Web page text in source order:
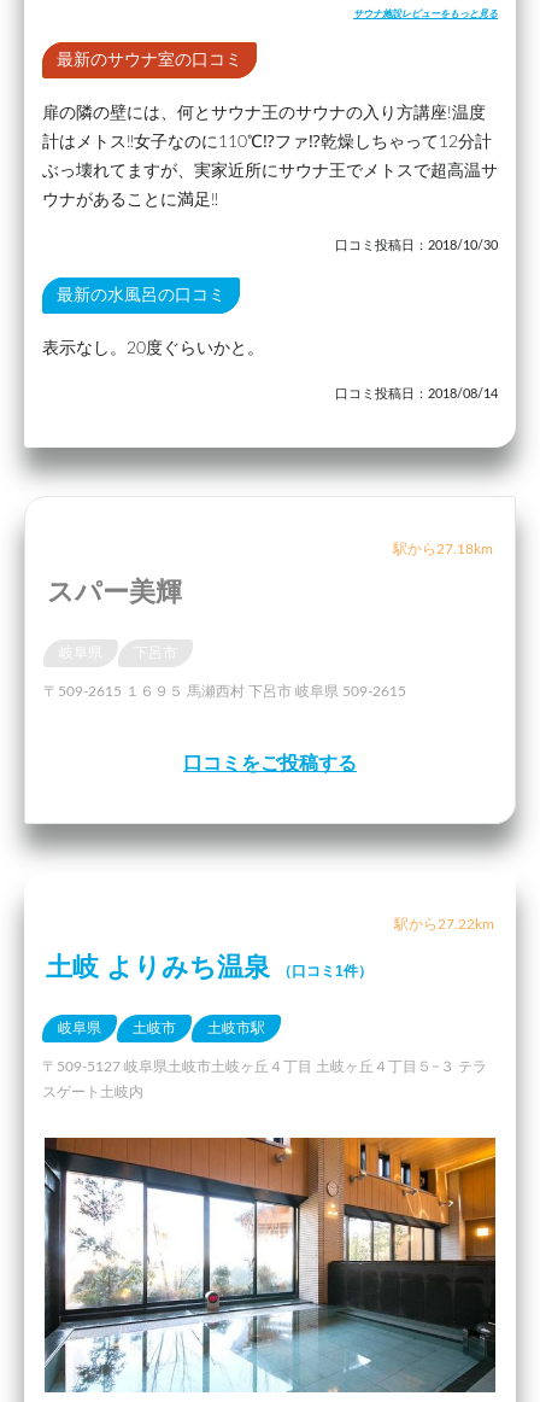
サウナ施設レビューをもっと見る
最新のサウナ室の口コミ
扉の隣の壁には、何とサウナ王のサウナの入り方講座!温度
計はメトス‼女子なのに110℃⁉ファ⁉乾燥しちゃって12分計
ぶっ壊れてますが、実家近所にサウナ王でメトスで超高温サ
ウナがあることに満足‼
口コミ投稿日：2018/10/30
最新の水風呂の口コミ
表示なし。20度ぐらいかと。
口コミ投稿日：2018/08/14
駅から27.18km
スパー美輝
岐阜県 下呂市
〒509-2615 １６９５ 馬瀬西村 下呂市 岐阜県 509-2615
口コミをご投稿する
駅から27.22km
土岐 よりみち温泉 （口コミ1件）
岐阜県 土岐市 土岐市駅
〒509-5127 岐阜県土岐市土岐ヶ丘４丁目 土岐ヶ丘４丁目５−３ テラ
スゲート土岐内